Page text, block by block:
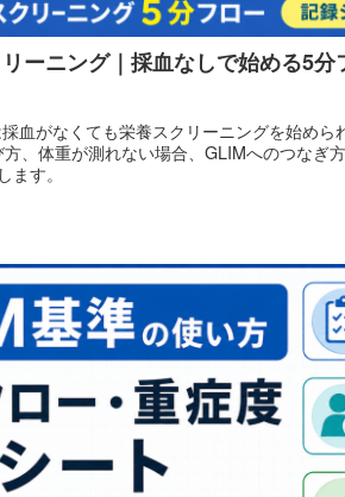
ーニング｜採血なしで始める5分
血がなくても栄養スクリーニングを始めら
、体重が測れない場合、GLIMへのつなぎ
す。